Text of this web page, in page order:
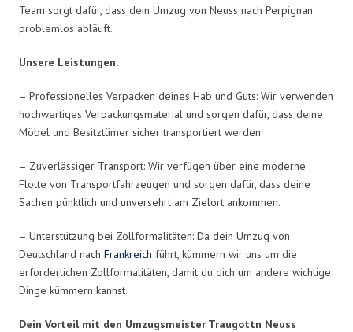
Team sorgt dafür, dass dein Umzug von Neuss nach Perpignan
problemlos abläuft.
Unsere Leistungen:
– Professionelles Verpacken deines Hab und Guts: Wir verwenden
hochwertiges Verpackungsmaterial und sorgen dafür, dass deine
Möbel und Besitztümer sicher transportiert werden.
– Zuverlässiger Transport: Wir verfügen über eine moderne
Flotte von Transportfahrzeugen und sorgen dafür, dass deine
Sachen pünktlich und unversehrt am Zielort ankommen.
– Unterstützung bei Zollformalitäten: Da dein Umzug von
Deutschland nach Frankreich führt, kümmern wir uns um die
erforderlichen Zollformalitäten, damit du dich um andere wichtige
Dinge kümmern kannst.
Dein Vorteil mit den Umzugsmeister Traugottn Neuss